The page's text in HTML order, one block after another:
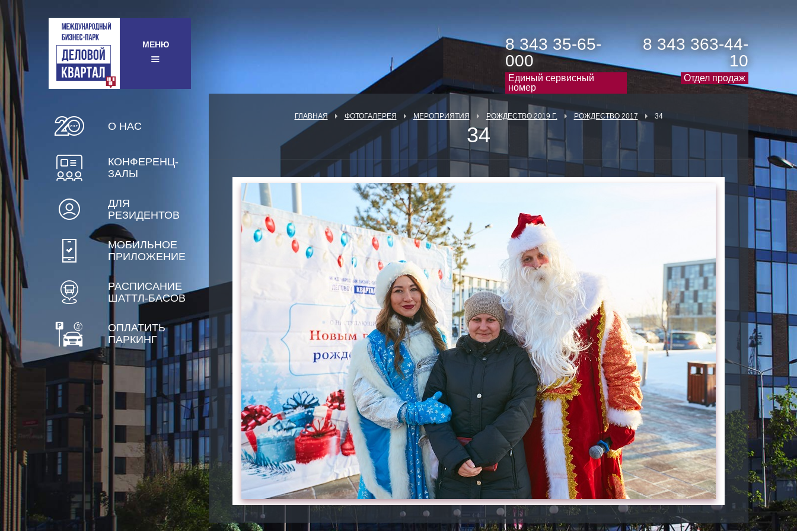
МЕНЮ
8 343 35-65-
000
Единый сервисный
номер
8 343 363-44-
10
Отдел продаж
О НАС
КОНФЕРЕНЦ-
ЗАЛЫ
ДЛЯ
РЕЗИДЕНТОВ
МОБИЛЬНОЕ
ПРИЛОЖЕНИЕ
РАСПИСАНИЕ
ШАТТЛ-БАСОВ
ОПЛАТИТЬ
ПАРКИНГ
ГЛАВНАЯ ФОТОГАЛЕРЕЯ МЕРОПРИЯТИЯ РОЖДЕСТВО 2019 Г. РОЖДЕСТВО 2017 34
34